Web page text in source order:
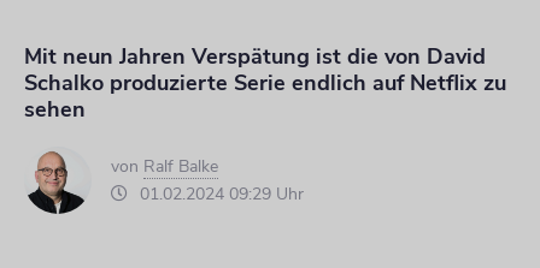
Mit neun Jahren Verspätung ist die von David
Schalko produzierte Serie endlich auf Netflix zu
sehen
von Ralf Balke
01.02.2024 09:29 Uhr